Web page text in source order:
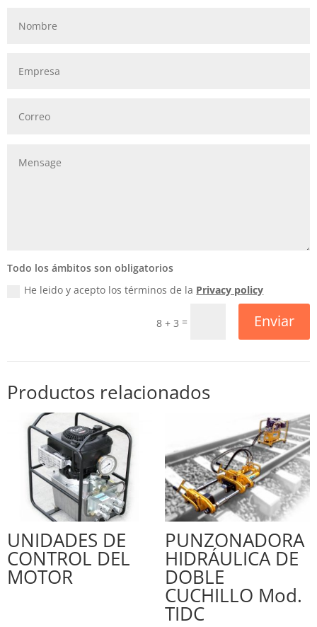
Todo los ámbitos son obligatorios
He leido y acepto los términos de la Privacy policy
8 + 3 = Enviar
Productos relacionados
UNIDADES DE
CONTROL DEL
MOTOR
PUNZONADORA
HIDRÁULICA DE
DOBLE
CUCHILLO Mod.
TIDC